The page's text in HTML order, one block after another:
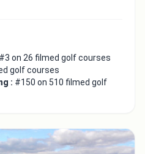
#3 on 26 filmed golf courses
golf courses
: #150 on 510 filmed golf